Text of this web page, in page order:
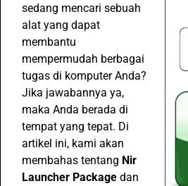
sedang mencari sebuah
alat yang dapat
membantu
mempermudah berbagai
tugas di komputer Anda?
Jika jawabannya ya,
maka Anda berada di
tempat yang tepat. Di
artikel ini, kami akan
membahas tentang Nir
Launcher Package dan